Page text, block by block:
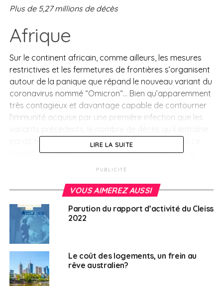
Plus de 5,27 millions de décès
Afrique
Sur le continent africain, comme ailleurs, les mesures
restrictives et les fermetures de frontières s’organisent
autour de la panique que répand le nouveau variant du
coronavirus nommé “Omicron“… Bien qu’apparemment
très contagieux et davantage capable de contourner
l’immunité acquise par une première infection que les
paraît très limité.
Neuf pays d’Afrique australe où ce
variant est présent ont pourtant été classés par la
la nouvelle catégorie “rouge
Lesotho, le Malawi, le Mozambique, la Namibie, la
de cette liste vient de repasser en “rouge“). (*Pays «
rouge écarlate »
et/ou découverte d’un variant susceptible de présenter un
EnAfrique du Sud, où Omicron est présent, la courbe
des contaminations au Covid-19 repart en flèche (mais
LIRE LA SUITE
PUBLICITÉ
VOUS AIMEREZ AUSSI
Parution du rapport d’activité du Cleiss
2022
Le coût des logements, un frein au
rêve australien?